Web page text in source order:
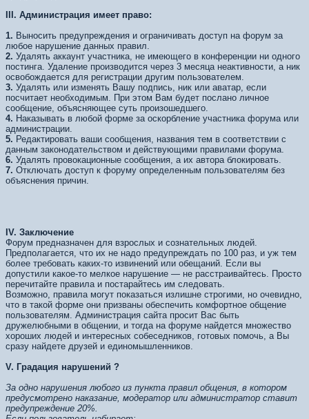
III. Администрация имеет право:
1. Выносить предупреждения и ограничивать доступ на форум за
любое нарушение данных правил.
2. Удалять аккаунт участника, не имеющего в конференции ни одного
постинга. Удаление производится через 3 месяца неактивности, а ник
освобождается для регистрации другим пользователем.
3. Удалять или изменять Вашу подпись, ник или аватар, если
посчитает необходимым. При этом Вам будет послано личное
сообщение, объясняющее суть произошедшего.
4. Наказывать в любой форме за оскорбление участника форума или
администрации.
5. Редактировать ваши сообщения, названия тем в соответствии с
данным законодательством и действующими правилами форума.
6. Удалять провокационные сообщения, а их автора блокировать.
7. Отключать доступ к форуму определенным пользователям без
объяснения причин.
IV. Заключение
Форум предназначен для взрослых и сознательных людей.
Предполагается, что их не надо предупреждать по 100 раз, и уж тем
более требовать каких-то извинений или обещаний. Если вы
допустили какое-то мелкое нарушение — не расстраивайтесь. Просто
перечитайте правила и постарайтесь им следовать.
Возможно, правила могут показаться излишне строгими, но очевидно,
что в такой форме они призваны обеспечить комфортное общение
пользователям. Администрация сайта просит Вас быть
дружелюбными в общении, и тогда на форуме найдется множество
хороших людей и интересных собеседников, готовых помочь, а Вы
сразу найдете друзей и единомышленников.
V. Градация нарушений ?
За одно нарушения любого из пункта правил общения, в котором
предусмотрено наказание, модератор или администратор ставит
предупреждение 20%.